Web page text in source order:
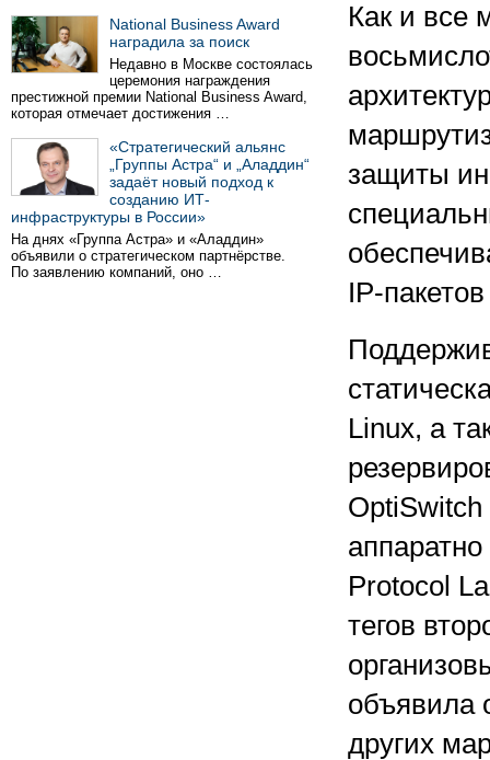
National Business Award
наградила за поиск
Недавно в Москве состоялась
церемония награждения
престижной премии National Business Award,
которая отмечает достижения …
«Стратегический альянс
„Группы Астра“ и „Аладдин“
задаёт новый подход к
созданию ИТ-
инфраструктуры в России»
На днях «Группа Астра» и «Аладдин»
объявили о стратегическом партнёрстве.
По заявлению компаний, оно …
Как и все
защиты
IP-
Linux, а
OptiSwitch
Protocol
тегов
объявила
других